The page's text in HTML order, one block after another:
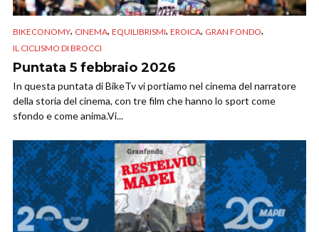
BIKECONOMY, CINEMA, EQUILIBRISMI, EROICA, GRAN FONDO,
IL CICLISMO DI BROCCI
Puntata 5 febbraio 2026
In questa puntata di BikeTv vi portiamo nel cinema del narratore
della storia del cinema, con tre film che hanno lo sport come
sfondo e come anima.Vi...